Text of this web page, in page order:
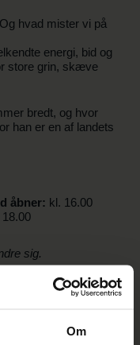
Om
hvad mister vi på
energi, bid og
store grin, skæve
bredt, og hvor
han er en af landets
åbner: kl. 16.00
18.00
sig.